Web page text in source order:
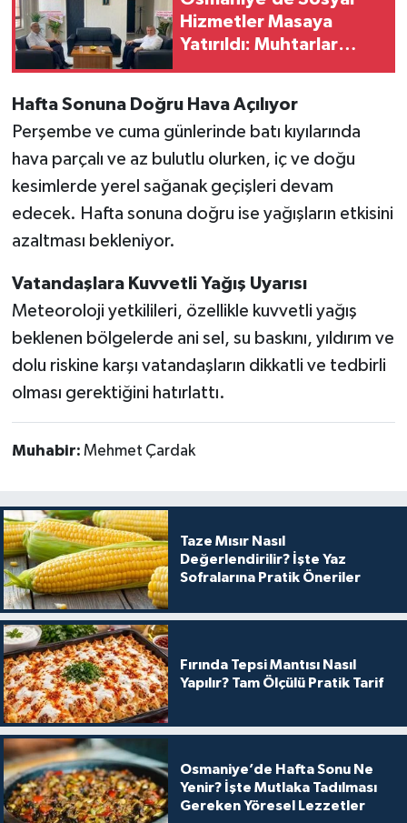
Hizmetler Masaya
Yatırıldı: Muhtarlar
Hafta Sonuna Doğru Hava Açılıyor
Perşembe ve cuma günlerinde batı kıyılarında
hava parçalı ve az bulutlu olurken, iç ve doğu
kesimlerde yerel sağanak geçişleri devam
edecek. Hafta sonuna doğru ise yağışların etkisini
azaltması bekleniyor.
Vatandaşlara Kuvvetli Yağış Uyarısı
Meteoroloji yetkilileri, özellikle kuvvetli yağış
beklenen bölgelerde ani sel, su baskını, yıldırım ve
dolu riskine karşı vatandaşların dikkatli ve tedbirli
olması gerektiğini hatırlattı.
Muhabir: Mehmet Çardak
Taze Mısır Nasıl
Değerlendirilir? İşte Yaz
Sofralarına Pratik Öneriler
Fırında Tepsi Mantısı Nasıl
Yapılır? Tam Ölçülü Pratik Tarif
Osmaniye’de Hafta Sonu Ne
Yenir? İşte Mutlaka Tadılması
Gereken Yöresel Lezzetler